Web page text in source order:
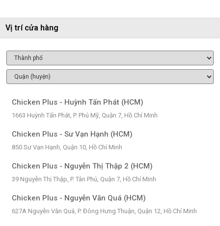
Vị trí cửa hàng
Chicken Plus - Huỳnh Tấn Phát (HCM)
1663 Huỳnh Tấn Phát, P. Phú Mỹ, Quận 7, Hồ Chí Minh
Chicken Plus - Sư Vạn Hạnh (HCM)
850 Sư Vạn Hạnh, Quận 10, Hồ Chí Minh
Chicken Plus - Nguyễn Thị Thập 2 (HCM)
39 Nguyễn Thị Thập, P. Tân Phú, Quận 7, Hồ Chí Minh
Chicken Plus - Nguyễn Văn Quá (HCM)
627A Nguyễn Văn Quá, P. Đông Hưng Thuận, Quận 12, Hồ Chí Minh